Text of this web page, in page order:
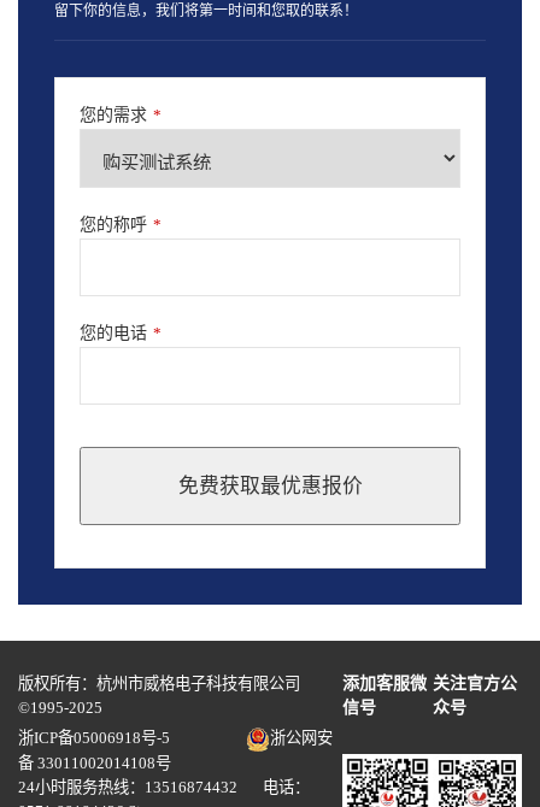
留下你的信息，我们将第一时间和您取的联系！
您的需求 *
您的称呼 *
您的电话 *
免费获取最优惠报价
should
blank
版权所有：杭州市威格电子科技有限公司
©1995-2025
添加客服微
信号
关注官方公
众号
浙ICP备05006918号-5
浙公网安
备 33011002014108号
24小时服务热线：13516874432 电话：